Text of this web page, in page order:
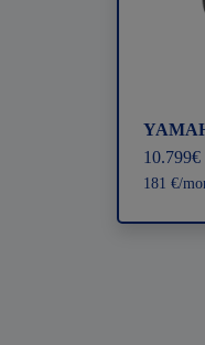
10.799€
181 €/